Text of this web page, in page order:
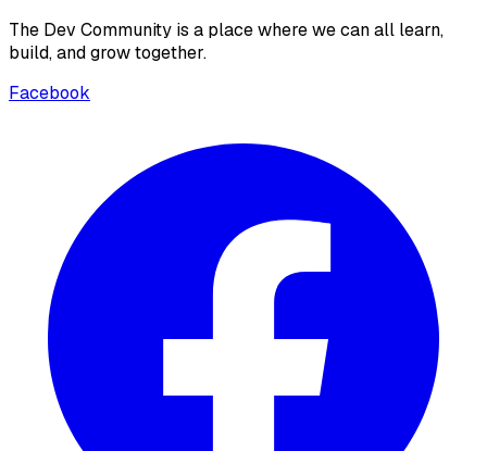
The Dev Community is a place where we can all learn,
build, and grow together.
Facebook